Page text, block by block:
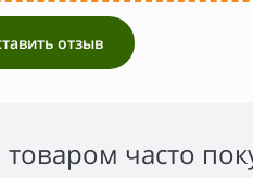
отзыв
товаром часто